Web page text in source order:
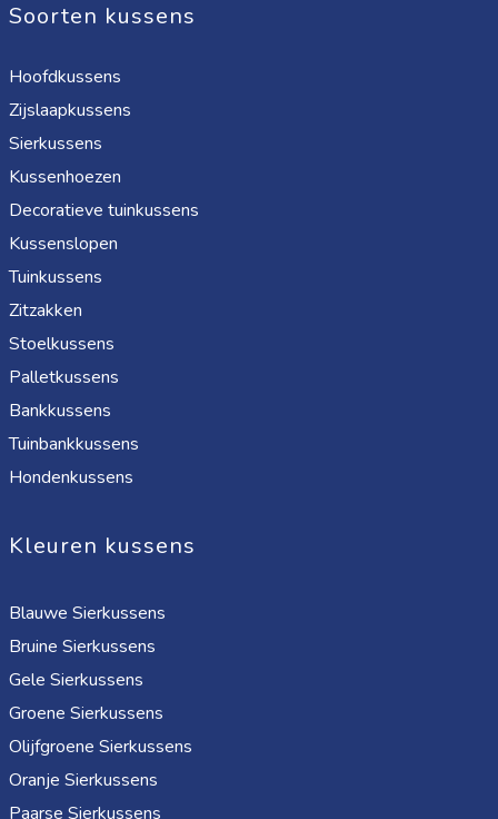
Soorten kussens
Hoofdkussens
Zijslaapkussens
Sierkussens
Kussenhoezen
Decoratieve tuinkussens
Kussenslopen
Tuinkussens
Zitzakken
Stoelkussens
Palletkussens
Bankkussens
Tuinbankkussens
Hondenkussens
Kleuren kussens
Blauwe Sierkussens
Bruine Sierkussens
Gele Sierkussens
Groene Sierkussens
Olijfgroene Sierkussens
Oranje Sierkussens
Paarse Sierkussens